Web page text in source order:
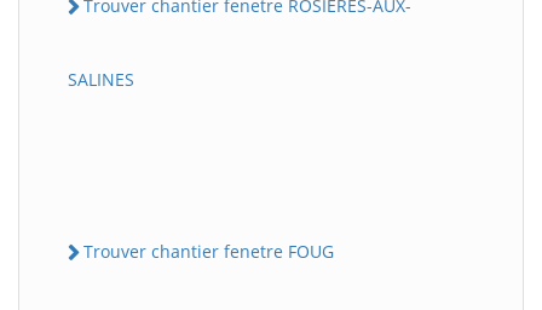
Trouver chantier fenetre ROSIERES-AUX-
SALINES
Trouver chantier fenetre FOUG